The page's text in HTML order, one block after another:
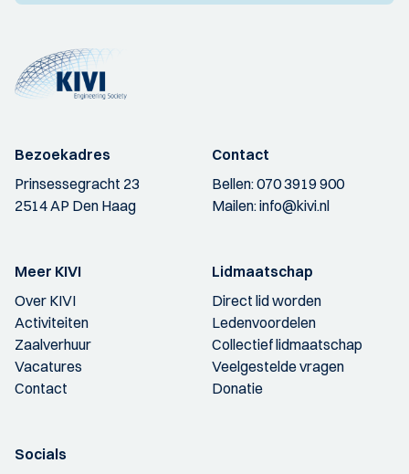
Bezoekadres
Prinsessegracht 23
2514 AP Den Haag
Contact
Bellen:070 3919 900
Mailen:info@kivi.nl
Meer KIVI
Over KIVI
Activiteiten
Zaalverhuur
Vacatures
Contact
Lidmaatschap
Direct lid worden
Ledenvoordelen
Collectief lidmaatschap
Veelgestelde vragen
Donatie
Socials